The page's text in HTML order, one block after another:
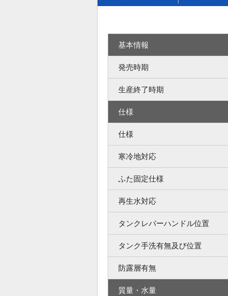
基本情報
発売時期
生産終了時期
仕様
仕様
寒冷地対応
ふた固定仕様
再生水対応
タンクレバーハンドル位置
タンク手洗有無及び位置
防露層有無
質量・水量